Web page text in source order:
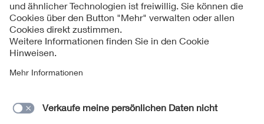
Service
Impressum
Datenschutzinformationen
Cookie Hinweise
Lieferantenportal